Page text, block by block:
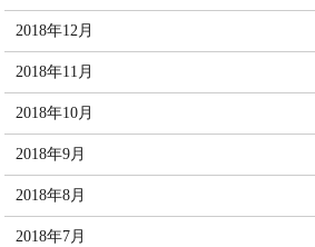
2018年12月
2018年11月
2018年10月
2018年9月
2018年8月
2018年7月